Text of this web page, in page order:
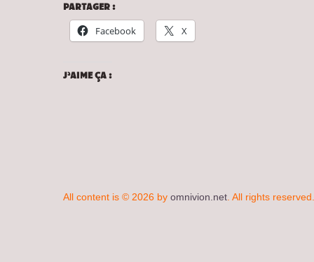
PARTAGER :
Facebook
X
J’AIME ÇA :
All content is © 2026 by omnivion.net . All rights reserved.